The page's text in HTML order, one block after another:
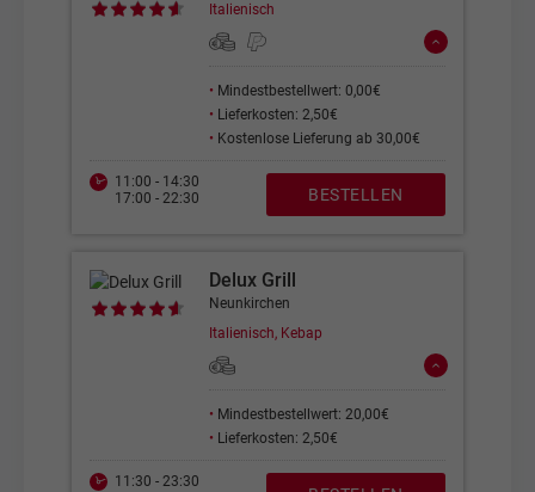
Italienisch
• Mindestbestellwert: 0,00€
• Lieferkosten: 2,50€
• Kostenlose Lieferung ab 30,00€
11:00 - 14:30
17:00 - 22:30
BESTELLEN
Delux Grill
Neunkirchen
Italienisch, Kebap
• Mindestbestellwert: 20,00€
• Lieferkosten: 2,50€
11:30 - 23:30